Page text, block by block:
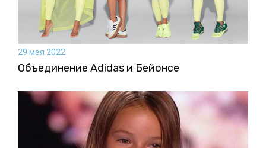
29 мая 2022
Объединение Adidas и Бейонсе